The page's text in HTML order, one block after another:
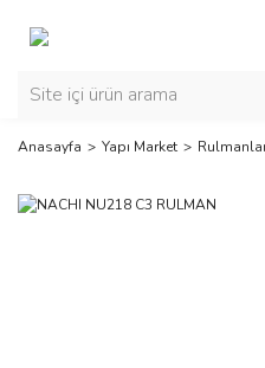
Anasayfa Yapı Market